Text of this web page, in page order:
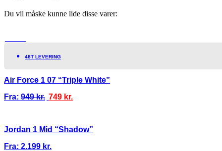
Du vil måske kunne lide disse varer:
48T LEVERING
Air Force 1 07 “Triple White”
Fra: 949kr. 749 kr.
Jordan 1 Mid “Shadow”
Fra: 2.199 kr.